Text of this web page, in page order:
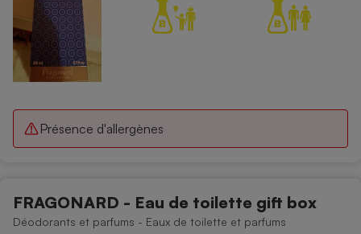
Présence d'allergènes
FRAGONARD - Eau de toilette gift box
Déodorants et parfums - Eaux de toilette et parfums